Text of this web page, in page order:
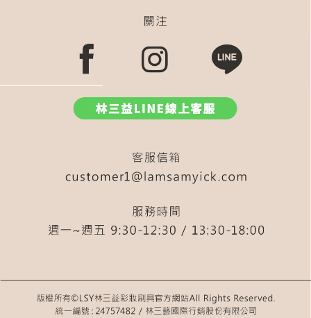
兩用
小水滴粉餅刷
535
粉底刷 扁刷
583 扁刷 汪汪大眼
黑眼圈
新手修容 火苗刷 遮 雙斜面
牙刷 567 毛孔隱形 530遮瑕刷